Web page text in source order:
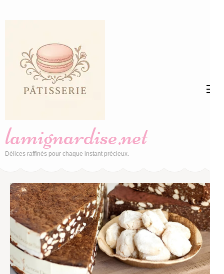
(Pressez
Entrée)
lamignardise.net
Délices raffinés pour chaque instant précieux.